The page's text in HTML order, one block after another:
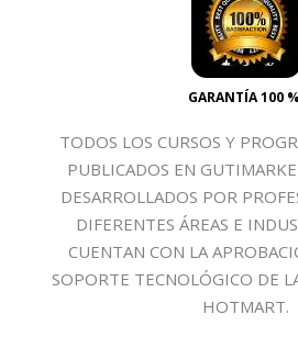
GARANTÍA 100 %
TODOS LOS CURSOS Y
PUBLICADOS EN
DESARROLLADOS POR
DIFERENTES ÁREAS E
CUENTAN CON LA
SOPORTE TECNOLÓGICO DE
HOTMART.